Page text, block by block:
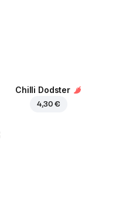
Chilli Dodster
4,30 €